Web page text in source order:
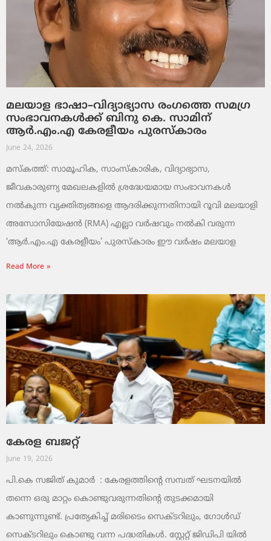
മലയാള ഭാഷാ–വിദ്യാഭ്യാസ രംഗത്തെ സമഗ്ര
സംഭാവനകൾക്ക് ബിനു കെ. സാമിന്
ആർ.എം.എ കേരളീയം പുരസ്‌കാരം
June 24, 2026
മസ്കത്ത്: സാമൂഹിക, സാംസ്‌കാരിക, വിദ്യാഭ്യാസ,
ജീവകാരുണ്യ മേഖലകളിൽ ശ്രദ്ധേയമായ സംഭാവനകൾ
നൽകുന്ന വ്യക്തിത്വങ്ങളെ ആദരിക്കുന്നതിനായി റൂവി മലയാളി
അസോസിയേഷൻ (RMA) എല്ലാ വർഷവും നൽകി വരുന്ന
‘ആർ.എം.എ കേരളീയം’ പുരസ്‌കാരം ഈ വർഷം മലയാള
Read More »
കേരള ബജറ്റ്
June 19, 2026
പി.കെ സജിത് കുമാര്‍ : കേരളത്തിന്റെ സമ്പത് ഘടനയിൽ
തന്നെ ഒരു മാറ്റം കൊണ്ടുവരുന്നതിന്റെ തുടക്കമായി
കാണുന്നുണ്ട്. പ്രത്യേകിച്ച് മരിടൈം സെക്ടറിലും, ഗോൾഡ്
സെക്ടറിലും കൊണ്ടു വന്ന പദ്ധതികൾ. സ്റ്റേറ്റ് ജിഡിപി യിൽ